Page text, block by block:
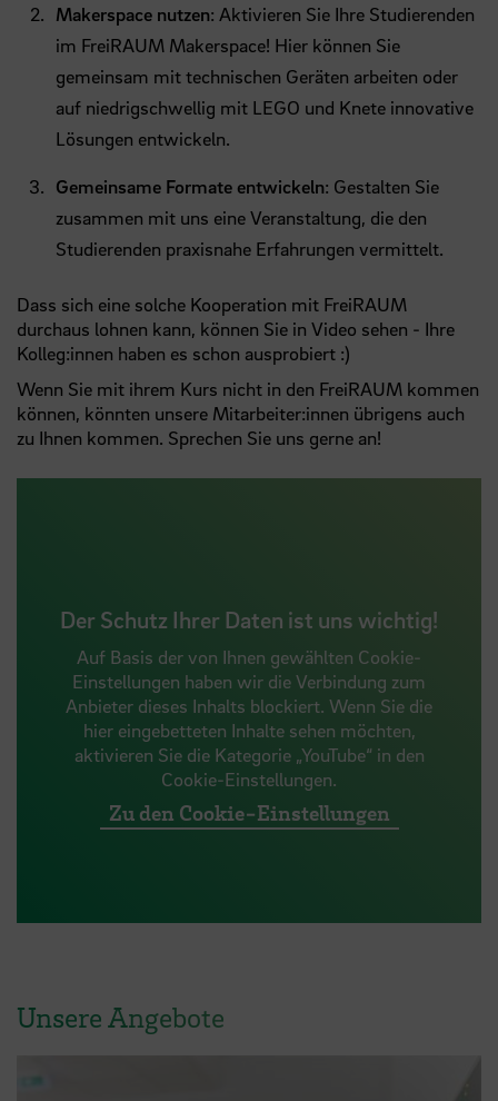
Der Schutz Ihrer Daten ist uns wichtig!
Auf Basis der von Ihnen gewählten Cookie-
Einstellungen haben wir die Verbindung zum
Anbieter dieses Inhalts blockiert. Wenn Sie die
hier eingebetteten Inhalte sehen möchten,
aktivieren Sie die Kategorie „YouTube“ in den
Cookie-Einstellungen.
Zu den Cookie-Einstellungen
Makerspace nutzen: Aktivieren Sie Ihre Studierenden
im FreiRAUM Makerspace! Hier können Sie
gemeinsam mit technischen Geräten arbeiten oder
auf niedrigschwellig mit LEGO und Knete innovative
Lösungen entwickeln.
Gemeinsame Formate entwickeln: Gestalten Sie
zusammen mit uns eine Veranstaltung, die den
Studierenden praxisnahe Erfahrungen vermittelt.
Dass sich eine solche Kooperation mit FreiRAUM
durchaus lohnen kann, können Sie in Video sehen - Ihre
Kolleg:innen haben es schon ausprobiert :)
Wenn Sie mit ihrem Kurs nicht in den FreiRAUM kommen
können, könnten unsere Mitarbeiter:innen übrigens auch
zu Ihnen kommen. Sprechen Sie uns gerne an!
Unsere Angebote